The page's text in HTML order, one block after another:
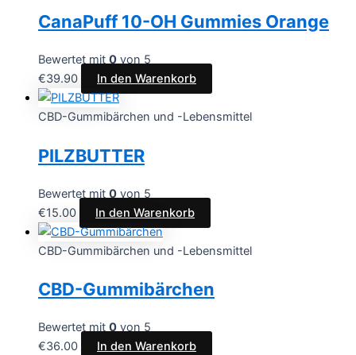
CanaPuff 10-OH Gummies Orange
Bewertet mit 0 von 5
€39.90 In den Warenkorb
CBD-Gummibärchen und -Lebensmittel
PILZBUTTER
Bewertet mit 0 von 5
€15.00 In den Warenkorb
CBD-Gummibärchen und -Lebensmittel
CBD-Gummibärchen
Bewertet mit 0 von 5
€36.00 In den Warenkorb